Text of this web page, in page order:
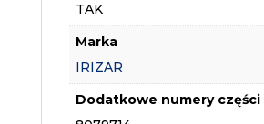
TAK
Marka
IRIZAR
Dodatkowe numery części